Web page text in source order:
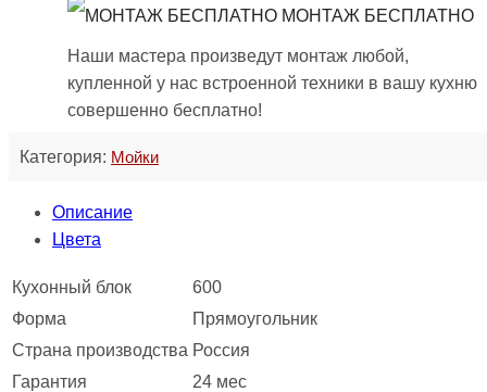
МОНТАЖ БЕСПЛАТНО
Наши мастера произведут монтаж любой,
купленной у нас встроенной техники в вашу кухню
совершенно бесплатно!
Категория: Мойки
Описание
Цвета
Кухонный блок
600
Форма
Прямоугольник
Страна производства Россия
Гарантия
24 мес